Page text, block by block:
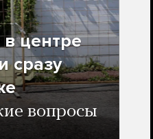
центре
сразу
вопросы